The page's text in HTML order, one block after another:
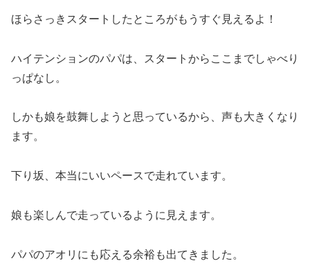
ほらさっきスタートしたところがもうすぐ見えるよ！
ハイテンションのパパは、スタートからここまでしゃべり
っぱなし。
しかも娘を鼓舞しようと思っているから、声も大きくなり
ます。
下り坂、本当にいいペースで走れています。
娘も楽しんで走っているように見えます。
パパのアオリにも応える余裕も出てきました。